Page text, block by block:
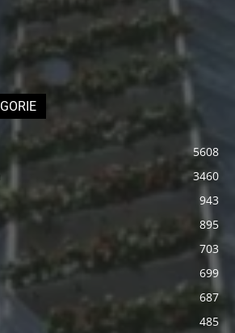
5608
3460
943
895
703
699
687
485